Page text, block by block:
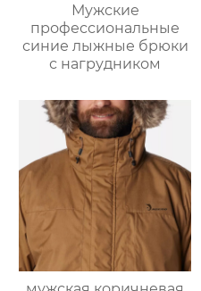
Мужские
профессиональные
синие лыжные брюки
с нагрудником